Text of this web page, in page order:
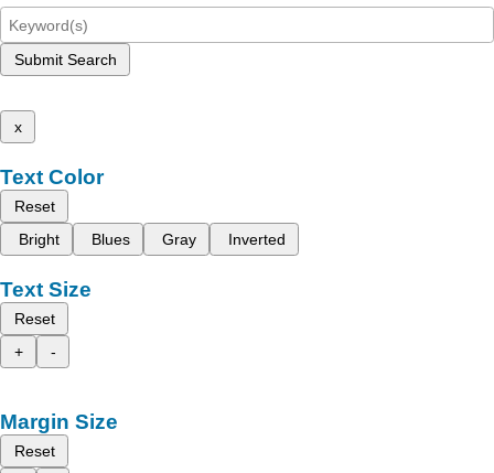
Submit Search
x
Text Color
Reset
Bright
Blues Gray Inverted
Text Size
Reset
+
-
Margin Size
Reset